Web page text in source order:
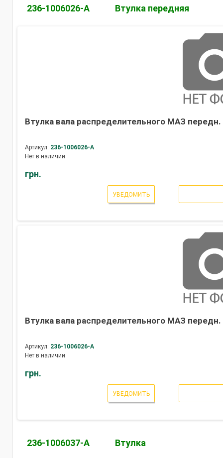
236-1006026-А Втулка передняя
Втулка вала распределительного МАЗ
Артикул: 236-1006026-А
Нет в наличии
грн.
УВЕДОМИТЬ
Втулка вала распределительного МАЗ
Артикул: 236-1006026-А
Нет в наличии
грн.
УВЕДОМИТЬ
236-1006037-А Втулка